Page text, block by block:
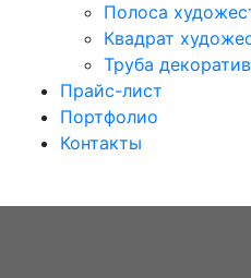
Полоса
Квадрат
Труба
Прайс-лист
Портфолио
Контакты